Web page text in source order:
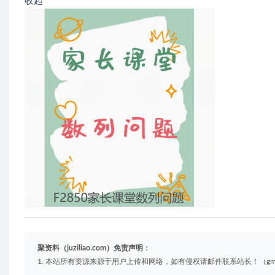
聚资料（juziliao.com）免责声明：
1. 本站所有资源来源于用户上传和网络，如有侵权请邮件联系站长！（